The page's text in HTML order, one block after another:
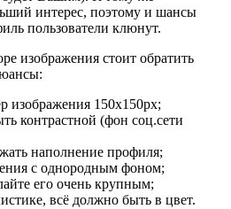
интерес, поэтому и шансы
пользователи клюнут.
изображения стоит обратить
изображения 150х150px;
контрастной (фон соц.сети
наполнение профиля;
с однородным фоном;
его очень крупным;
всё должно быть в цвет.